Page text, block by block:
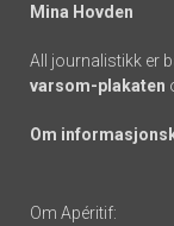
Mina Hovden
All journalistikk er
varsom-plakaten
Om
Om Apéritif: